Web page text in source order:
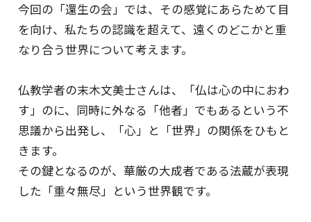
今回の「還生の会」では、その感覚にあらためて目
を向け、私たちの認識を超えて、遠くのどこかと重
なり合う世界について考えます。
仏教学者の末木文美士さんは、「仏は心の中におわ
す」のに、同時に外なる「他者」でもあるという不
思議から出発し、「心」と「世界」の関係をひもと
きます。
その鍵となるのが、華厳の大成者である法蔵が表現
した「重々無尽」という世界観です。